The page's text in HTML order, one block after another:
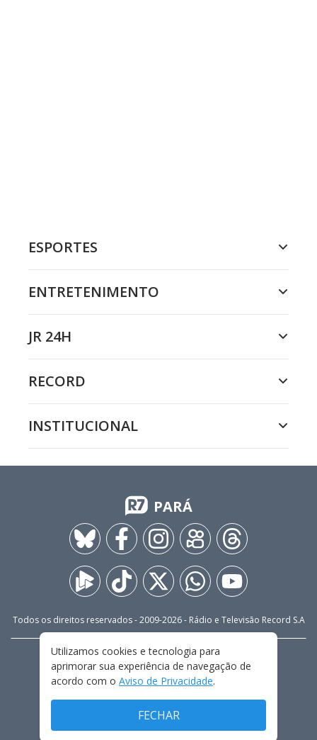
ESPORTES
ENTRETENIMENTO
JR 24H
RECORD
INSTITUCIONAL
PARÁ
Todos os direitos reservados - 2009-2026- Rádio e Televisão Record S.A
FALE CONOSCO
PRIVACIDADE
TERMOS E CONDIÇÕES DE USO
Utilizamos cookies e tecnologia para
aprimorar sua experiência de navegação de
acordo com o Aviso de Privacidade.
FECHAR